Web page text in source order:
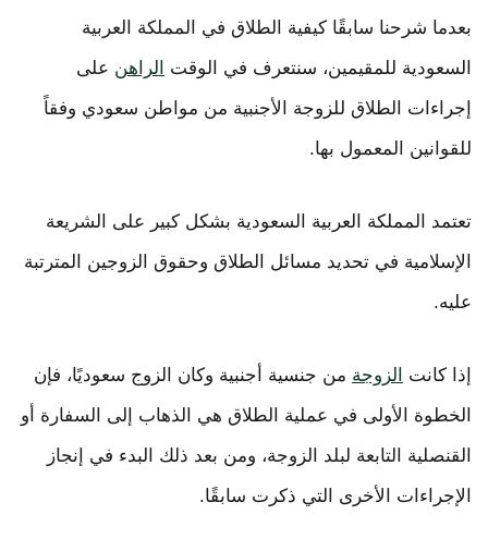
بعدما شرحنا سابقًا كيفية الطلاق في المملكة العربية
السعودية للمقيمين، سنتعرف في الوقت
الراهن على
إجراءات الطلاق للزوجة الأجنبية من مواطن سعودي وفقاً
للقوانين المعمول بها.
تعتمد المملكة العربية السعودية بشكل كبير على الشريعة
الإسلامية في تحديد مسائل الطلاق وحقوق الزوجين المترتبة
عليه.
إذا كانت الزوجة من جنسية أجنبية وكان الزوج سعوديًا، فإن
الخطوة الأولى في عملية الطلاق هي الذهاب إلى السفارة أو
القنصلية التابعة لبلد الزوجة، ومن بعد ذلك البدء في إنجاز
الإجراءات الأخرى التي ذكرت سابقًا.